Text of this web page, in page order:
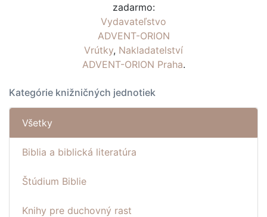
zadarmo:
Vydavateľstvo
ADVENT-ORION
Vrútky, Nakladatelství
ADVENT-ORION Praha.
Kategórie knižničných jednotiek
Všetky
Biblia a biblická literatúra
Štúdium Biblie
Knihy pre duchovný rast